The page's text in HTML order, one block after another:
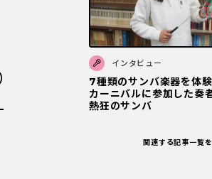
インタビュー
7種類のサンバ楽器を体
カーニバルに参加した奏
熱狂のサンバ
関連する記事一覧